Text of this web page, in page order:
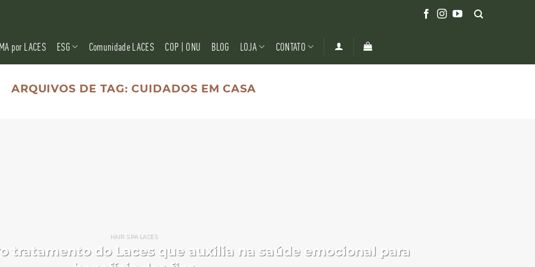
por LACES ESG Comunidade LACES COP | ONU BLOG LOJA CONTATO
ARQUIVOS DE TAG:CUIDADOS EM CASA
HAIR SPA LACES
tratamento do Laces que auxilia na saúde emocional para